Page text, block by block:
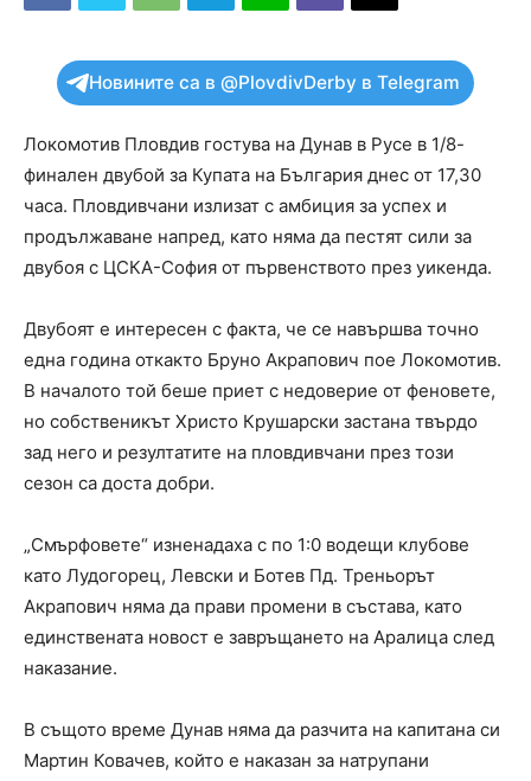
Новините са в @PlovdivDerby в Telegram
Локомотив Пловдив гостува на Дунав в Русе в 1/8-
финален двубой за Купата на България днес от 17,30
часа. Пловдивчани излизат с амбиция за успех и
продължаване напред, като няма да пестят сили за
двубоя с ЦСКА-София от първенството през уикенда.
Двубоят е интересен с факта, че се навършва точно
една година откакто Бруно Акрапович пое Локомотив.
В началото той беше приет с недоверие от феновете,
но собственикът Христо Крушарски застана твърдо
зад него и резултатите на пловдивчани през този
сезон са доста добри.
„Смърфовете“ изненадаха с по 1:0 водещи клубове
като Лудогорец, Левски и Ботев Пд. Треньорът
Акрапович няма да прави промени в състава, като
единствената новост е завръщането на Аралица след
наказание.
В същото време Дунав няма да разчита на капитана си
Мартин Ковачев, който е наказан за натрупани